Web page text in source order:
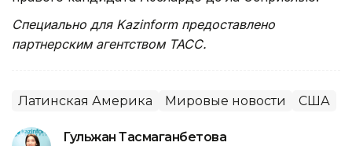
Специально для Kazinform предоставлено
партнерским агентством ТАСС.
Латинская Америка Мировые новости США
Гульжан Тасмаганбетова